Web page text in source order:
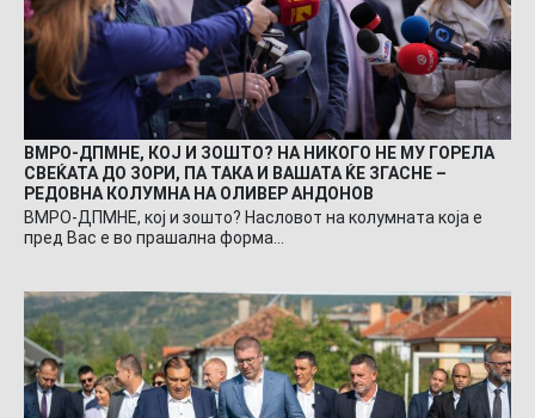
ВМРО-ДПМНЕ, КОЈ И ЗОШТО? НА НИКОГО НЕ МУ ГОРЕЛА
СВЕЌАТА ДО ЗОРИ, ПА ТАКА И ВАШАТА ЌЕ ЗГАСНЕ –
РЕДОВНА КОЛУМНА НА ОЛИВЕР АНДОНОВ
ВМРО-ДПМНЕ, кој и зошто? Насловот на колумната која е
пред Вас е во прашална форма…